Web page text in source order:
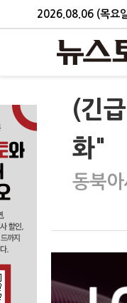
2026.08.06 (목요
(긴
화"
동북